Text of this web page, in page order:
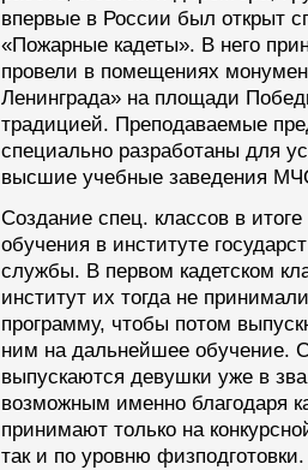
впервые в России был открыт
«Пожарные кадеты». В него
провели в помещениях
Ленинграда» на площади
традицией. Преподаваемые
специально разработаны для
высшие учебные заведения
Создание спец. классов в
обучения в институте
службы. В первом кадетском
институт их тогда не
программу, чтобы потом
ним на дальнейшее обучение.
выпускаются девушки уже в
возможным именно благодаря
принимают только на
так и по уровню